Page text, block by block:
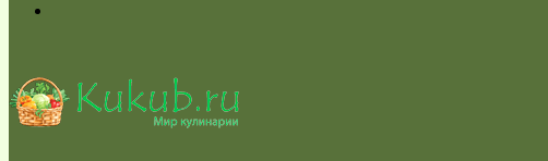
skin